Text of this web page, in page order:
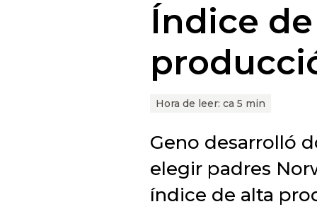
Índice
Hora de leer: ca 5 min
Geno desarrolló
elegir padres
índice de alta